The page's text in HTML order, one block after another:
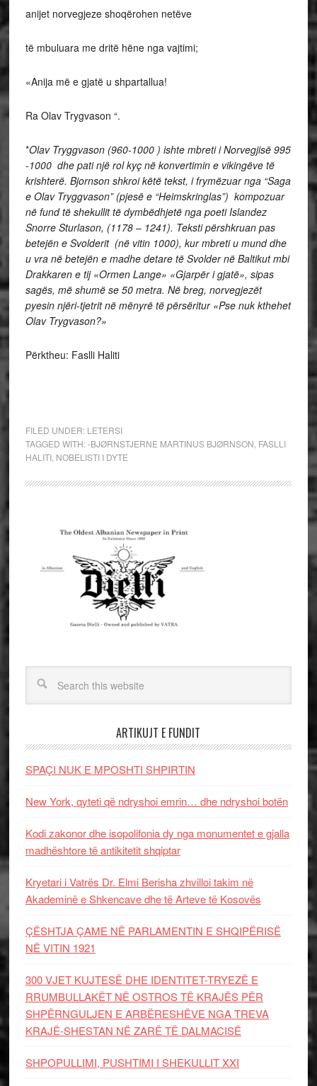
anijet norvegjeze shoqërohen netëve
të mbuluara me dritë hëne nga vajtimi;
«Anija më e gjatë u shpartallua!
Ra Olav Trygvason “.
*Olav Tryggvason (960-1000 ) ishte mbreti i Norvegjisë 995
-1000 dhe pati një rol kyç në konvertimin e vikingëve të
krishterë. Bjornson shkroi këtë tekst, i frymëzuar nga “Saga
e Olav Tryggvason” (pjesë e “Heimskringlas”) kompozuar
në fund të shekullit të dymbëdhjetë nga poeti Islandez
Snorre Sturlason, (1178 – 1241). Teksti përshkruan pas
betejën e Svolderit (në vitin 1000), kur mbreti u mund dhe
u vra në betejën e madhe detare të Svolder në Baltikut mbi
Drakkaren e tij «Ormen Lange» «Gjarpër i gjatë», sipas
sagës, më shumë se 50 metra. Në breg, norvegjezët
pyesin njëri-tjetrit në mënyrë të përsëritur «Pse nuk kthehet
Olav Trygvason?»
Përktheu: Faslli Haliti
FILED UNDER: LETERSI
TAGGED WITH:-BJØRNSTJERNE MARTINUS BJØRNSON FASLLI
HALITI, NOBELISTI I DYTE
ARTIKUJT E FUNDIT
SPAÇI NUK E MPOSHTI SHPIRTIN
New York, qyteti që ndryshoi emrin… dhe ndryshoi botën
Kodi zakonor dhe isopolifonia dy nga monumentet e gjalla
madhështore të antikitetit shqiptar
Kryetari i Vatrës Dr. Elmi Berisha zhvilloi takim në
Akademinë e Shkencave dhe të Arteve të Kosovës
ÇËSHTJA ÇAME NË PARLAMENTIN E SHQIPËRISË
NË VITIN 1921
300 VJET KUJTESË DHE IDENTITET-TRYEZË E
RRUMBULLAKËT NË OSTROS TË KRAJËS PËR
SHPËRNGULJEN E ARBËRESHËVE NGA TREVA
KRAJË-SHESTAN NË ZARË TË DALMACISË
SHPOPULLIMI, PUSHTIMI I SHEKULLIT XXI